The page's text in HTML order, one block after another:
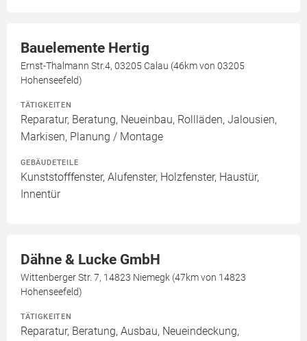
Bauelemente Hertig
Ernst-Thalmann Str.4, 03205 Calau (46km von 03205
Hohenseefeld)
TÄTIGKEITEN
Reparatur, Beratung, Neueinbau, Rollläden, Jalousien,
Markisen, Planung / Montage
GEBÄUDETEILE
Kunststofffenster, Alufenster, Holzfenster, Haustür,
Innentür
Dähne & Lucke GmbH
Wittenberger Str. 7, 14823 Niemegk (47km von 14823
Hohenseefeld)
TÄTIGKEITEN
Reparatur, Beratung, Ausbau, Neueindeckung,